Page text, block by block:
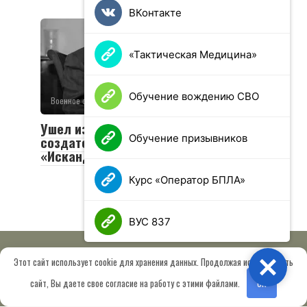
Военное обозрение 0 49 просмотров
Ушел из жизни Валериан Соболев —
создатель легендарных «Тополей» и
«Искандеров»
© 2026 МОО «Союз ветеранов спецназа ГРУ имени Героя РФ
Шектаева Д.А.»Сведения об образовательной организации
Этот сайт использует cookie для хранения данных. Продолжая использовать
сайт, Вы даете свое согласие на работу с этими файлами.
OK
ВКонтакте
«Тактическая Медицина»
Обучение вождению СВО
Обучение призывников
Курс «Оператор БПЛА»
ВУС 837
Close